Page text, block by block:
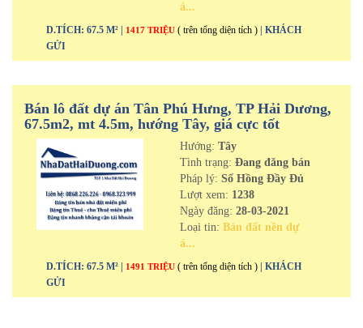
á...
D.TÍCH: 67.5 M² | 1417 TRIỆU ( trên tổng diện tích )
| KHÁCH
GỬI
Bán lô đất dự án Tân Phú Hưng, TP Hải Dương,
67.5m2, mt 4.5m, hướng Tây, giá cực tốt
Hướng: Tây
Tình trạng: Đang đăng bán
Pháp lý: Sổ Hồng Đầy Đủ
Lượt xem: 1238
Ngày đăng: 28-03-2021
Loại tin: Bán đất nền dự
á...
D.TÍCH: 67.5 M² | 1491 TRIỆU ( trên tổng diện tích )
| KHÁCH
GỬI